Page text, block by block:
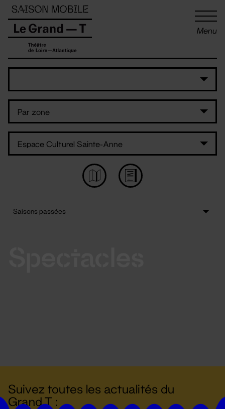
Menu
Suivez toutes les actualités du
Grand T :
Panneau de gestion des cookies